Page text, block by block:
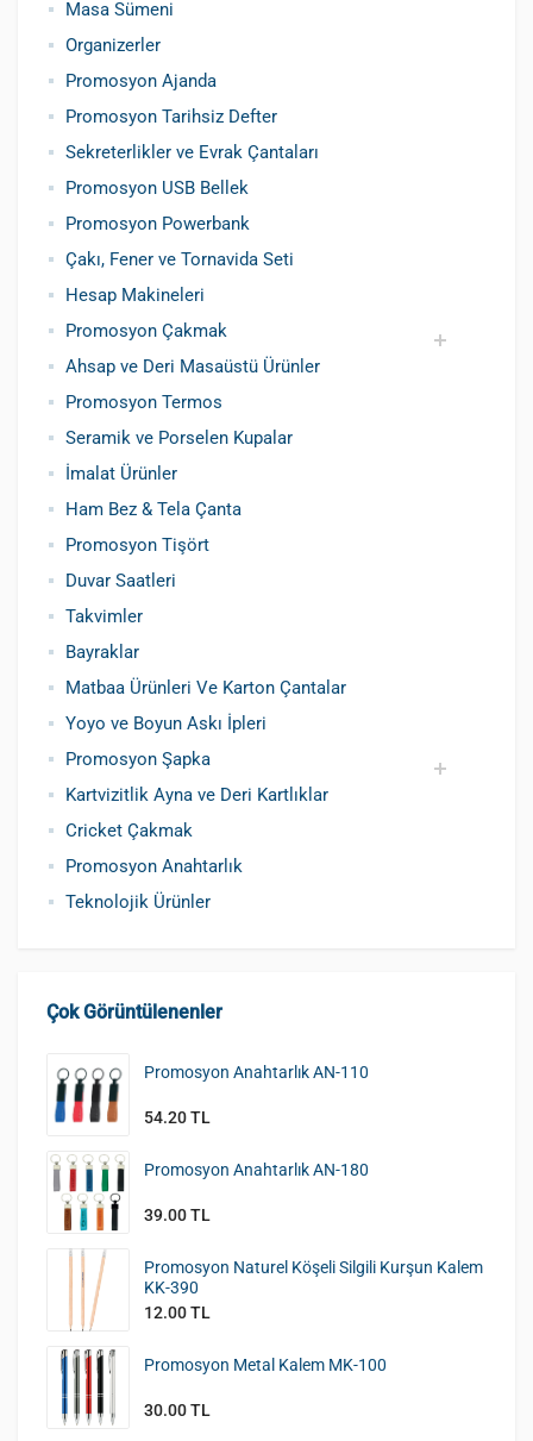
Masa Sümeni
Organizerler
Promosyon Ajanda
Promosyon Tarihsiz Defter
Sekreterlikler ve Evrak Çantaları
Promosyon USB Bellek
Promosyon Powerbank
Çakı, Fener ve Tornavida Seti
Hesap Makineleri
Promosyon Çakmak
Siboplu Çakmak
Manyetolu Çakmak
Ahsap ve Deri Masaüstü Ürünler
Promosyon Termos
Seramik ve Porselen Kupalar
İmalat Ürünler
Ham Bez & Tela Çanta
Promosyon Tişört
Duvar Saatleri
Takvimler
Bayraklar
Matbaa Ürünleri Ve Karton Çantalar
Yoyo ve Boyun Askı İpleri
Promosyon Şapka
Pamuklu Şapka
Polyester Şapka
Baskılı Şapka Toptan
Kartvizitlik Ayna ve Deri Kartlıklar
Cricket Çakmak
Promosyon Anahtarlık
Teknolojik Ürünler
Çok Görüntülenenler
Promosyon Anahtarlık AN-110
54.20 TL
Promosyon Anahtarlık AN-180
39.00 TL
Promosyon Naturel Köşeli Silgili Kurşun Kalem
KK-390
12.00 TL
Promosyon Metal Kalem MK-100
30.00 TL